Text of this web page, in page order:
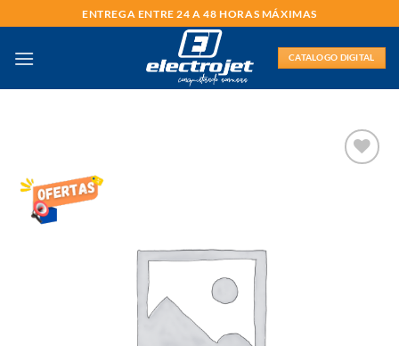
al
contenido
ENTREGA ENTRE 24 A 48 HORAS MÁXIMAS
CATALOGO DIGITAL